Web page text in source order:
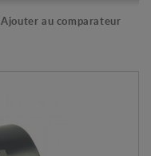
Ajouter au comparateur